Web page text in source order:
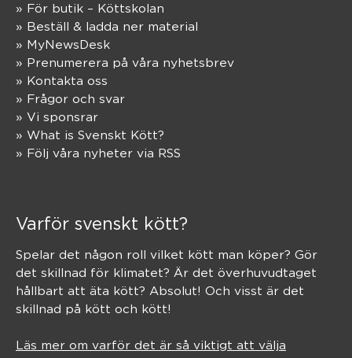
» För butik – Köttskolan
» Beställ & ladda ner material
» MyNewsDesk
» Prenumerera på våra nyhetsbrev
» Kontakta oss
» Frågor och svar
» Vi sponsrar
» What is Svenskt Kött?
» Följ våra nyheter via RSS
Varför svenskt kött?
Spelar det någon roll vilket kött man köper? Gör
det skillnad för klimatet? Är det överhuvudtaget
hållbart att äta kött? Absolut! Och visst är det
skillnad på kött och kött!
Läs mer om varför det är så viktigt att välja